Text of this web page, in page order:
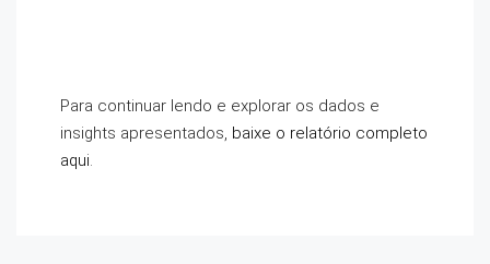
Para continuar lendo e explorar os dados e
insights apresentados, baixe o relatório completo
aqui.